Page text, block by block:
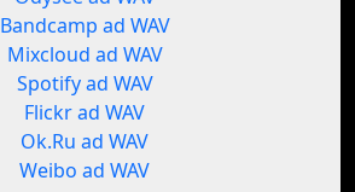
Bandcamp ad WAV
Mixcloud ad WAV
Spotify ad WAV
Flickr ad WAV
Ok.Ru ad WAV
Weibo ad WAV